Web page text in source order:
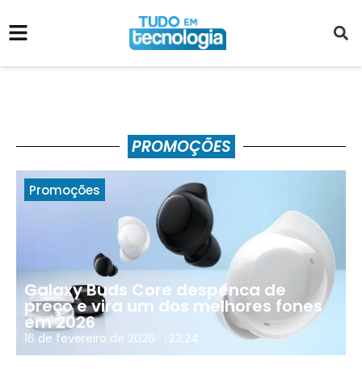
PROMOÇÕES
Promoções
Galaxy Buds Core despenca de
preço e vira um dos melhores fones
em 2026
16 de fevereiro de 2026 23:24